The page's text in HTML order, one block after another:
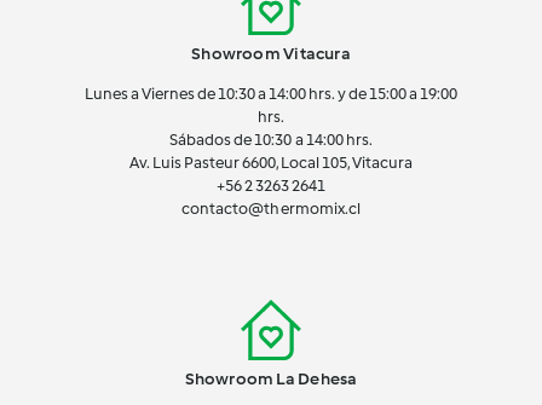
Showroom Vitacura
Lunes a Viernes de 10:30 a 14:00 hrs. y de 15:00 a 19:00
hrs.
Sábados de 10:30 a 14:00 hrs.
Av. Luis Pasteur 6600, Local 105, Vitacura
+56 2 3263 2641
contacto@thermomix.cl
Showroom La Dehesa